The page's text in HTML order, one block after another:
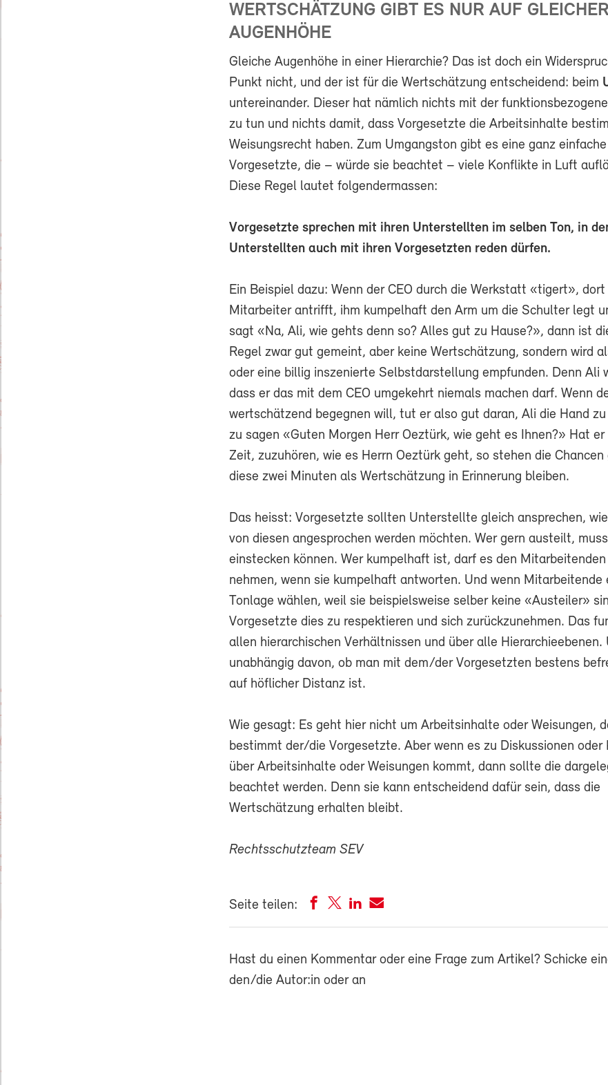
WERTSCHÄTZUNG GIBT ES NUR AUF
AUGENHÖHE
Gleiche Augenhöhe in einer Hierarchie? Das ist doch ein
Punkt nicht, und der ist für die Wertschätzung entscheidend: beim
untereinander. Dieser hat nämlich nichts mit der
zu tun und nichts damit, dass Vorgesetzte die Arbeitsinhalte
Weisungsrecht haben. Zum Umgangston gibt es eine ganz
Vorgesetzte, die – würde sie beachtet – viele Konflikte in Luft
Diese Regel lautet folgendermassen:
Vorgesetzte sprechen mit ihren Unterstellten im selben Ton, in
Unterstellten auch mit ihren Vorgesetzten reden dürfen.
Ein Beispiel dazu: Wenn der CEO durch die Werkstatt «tigert», dort
Mitarbeiter antrifft, ihm kumpelhaft den Arm um die Schulter legt
sagt «Na, Ali, wie gehts denn so? Alles gut zu Hause?», dann ist
Regel zwar gut gemeint, aber keine Wertschätzung, sondern wird
oder eine billig inszenierte Selbstdarstellung empfunden. Denn Ali
dass er das mit dem CEO umgekehrt niemals machen darf. Wenn
wertschätzend begegnen will, tut er also gut daran, Ali die Hand zu
zu sagen «Guten Morgen Herr Oeztürk, wie geht es Ihnen?» Hat er
Zeit, zuzuhören, wie es Herrn Oeztürk geht, so stehen die Chancen
diese zwei Minuten als Wertschätzung in Erinnerung bleiben.
Das heisst: Vorgesetzte sollten Unterstellte gleich ansprechen,
von diesen angesprochen werden möchten. Wer gern austeilt,
einstecken können. Wer kumpelhaft ist, darf es den
nehmen, wenn sie kumpelhaft antworten. Und wenn Mitarbeitende
Tonlage wählen, weil sie beispielsweise selber keine «Austeiler»
Vorgesetzte dies zu respektieren und sich zurückzunehmen. Das
allen hierarchischen Verhältnissen und über alle Hierarchieebenen.
unabhängig davon, ob man mit dem/der Vorgesetzten bestens
auf höflicher Distanz ist.
Wie gesagt: Es geht hier nicht um Arbeitsinhalte oder Weisungen,
bestimmt der/die Vorgesetzte. Aber wenn es zu Diskussionen oder
über Arbeitsinhalte oder Weisungen kommt, dann sollte die
beachtet werden. Denn sie kann entscheidend dafür sein, dass die
Wertschätzung erhalten bleibt.
Rechtsschutzteam SEV
Seite teilen:
Hast du einen Kommentar oder eine Frage zum Artikel? Schicke
den/die Autor:in oder an